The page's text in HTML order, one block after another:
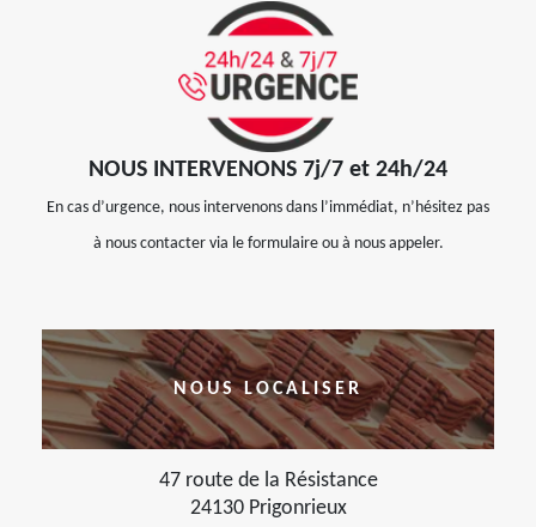
NOUS INTERVENONS 7j/7 et 24h/24
En cas d’urgence, nous intervenons dans l’immédiat, n’hésitez pas
à nous contacter via le formulaire ou à nous appeler.
NOUS LOCALISER
47 route de la Résistance
24130 Prigonrieux